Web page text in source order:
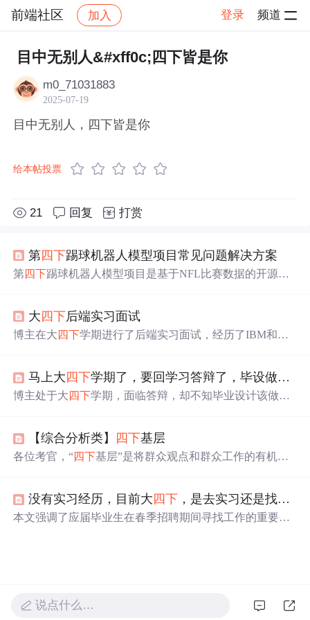
前端社区 加入 登录 频道
社区 前端社区 感慨 帖子详情
目中无别人&#xff0c;四下皆是你
m0_71031883
2025-07-19
目中无别人，四下皆是你
给本帖投票
21 回复 打赏
第四下踢球机器人模型项目常见问题解决方案
第 四下踢球机器人模型项目是基于NFL比赛数据的开源项
ython版本兼容性，要安装2.7并配置环境；三是依赖库安
装，需在2.7环境下安装。
大四下后端实习面试
博主在大 四下学期进行了后端实习面试，经历了IBM和百
法和编程能力，虽未深入问Java，但博主自认技术不够，
最终未获offer。
马上大 四下学期了，要回学习答辩了，毕设做个啥呢。。。。。。。。。。。。。。。。。。。。。。。。。。。。。。。。。。。。。。。。
博主处于大 四下学期，面临答辩，却不知毕业设计该做什
【综合分析类】 四下基层
各位考官，“四下基层”是将群众观点和群众工作的有机统
“信访接待下基层、现场办公下基层、调查研究下基层、方
针政策下基层”，结合实际谈谈你对“四下基层”的理解。
没有实习经历，目前大 四下 ，是去实习还是找工作？
本文强调了应届毕业生在春季招聘期间寻找工作的重要
说点什么…